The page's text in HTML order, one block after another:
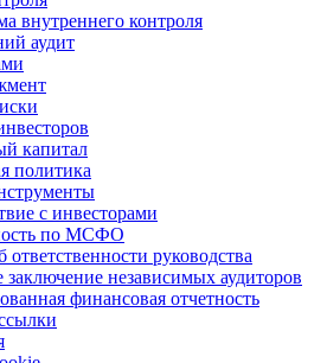
внутреннего контроля
аудит
капитал
политика
с инвеcторами
по МСФО
ответственности руководства
заключение независимых аудиторов
финансовая отчетность